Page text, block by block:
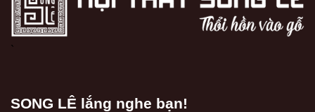
`
SONG LÊ lắng nghe bạn!